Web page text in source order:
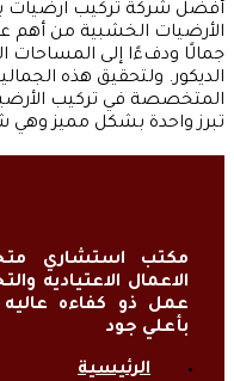
الأرضيات الخشبية من أهم
جمالًا ودفءًا إلى المساحات
الديكور. ولتحقيق هذه
المتخصصة في تركيب
تبرز واحدة بشكل مميز وهي
مكتب استشاري
الاعمال الاعتياديه
عمل ذو كفاءه
بأعلي جود
الرئيسية